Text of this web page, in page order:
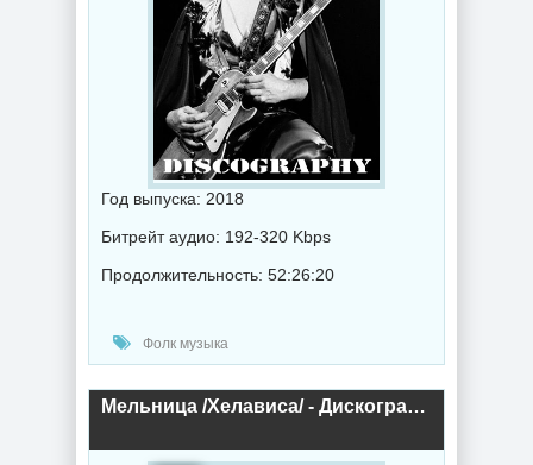
Год выпуска: 2018
Битрейт аудио: 192-320 Kbps
Продолжительность: 52:26:20
Фолк музыка
Мельница /Хелависа/ - Дискография (2018) торрент